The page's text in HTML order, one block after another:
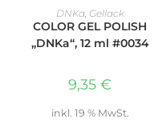
IN DEN WARENKORB
DNKa, Gellack
COLOR GEL POLISH
„DNKa“, 12 ml #0034
9,35 €
inkl. 19 % MwSt.